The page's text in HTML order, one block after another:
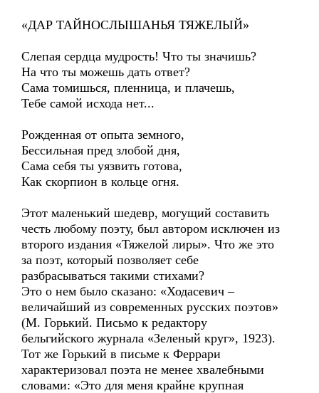
«ДАР ТАЙНОСЛЫШАНЬЯ ТЯЖЕЛЫЙ»
Слепая сердца мудрость! Что ты значишь?
На что ты можешь дать ответ?
Сама томишься, пленница, и плачешь,
Тебе самой исхода нет...
Рожденная от опыта земного,
Бессильная пред злобой дня,
Сама себя ты уязвить готова,
Как скорпион в кольце огня.
Этот маленький шедевр, могущий составить
честь любому поэту, был автором исключен из
второго издания «Тяжелой лиры». Что же это
за поэт, который позволяет себе
разбрасываться такими стихами?
Это о нем было сказано: «Ходасевич –
величайший из современных русских поэтов»
(М. Горький. Письмо к редактору
бельгийского журнала «Зеленый круг», 1923).
Тот же Горький в письме к Феррари
характеризовал поэта не менее хвалебными
словами: «Это для меня крайне крупная